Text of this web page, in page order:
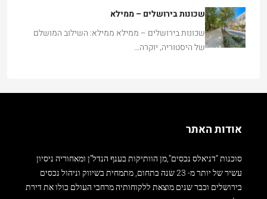
שכונות בירושלים – ממילא
שכונות בירושלים – ממילא ממילא: השילוב המושלם
של היסטוריה, יוקרה…
אודות האתר
סוכנות “דניאלס נכסים”,מן הוותיקות בענף הנדל”ן ומאחוריה ניסיון
עשיר של יותר מ- 23 שנה בתחום, מתמחית בשיווק וניהול נכסים
בירושלים וכבר שנים מוצאת ללקוחותיה מרחבי העולם כולו את דירת